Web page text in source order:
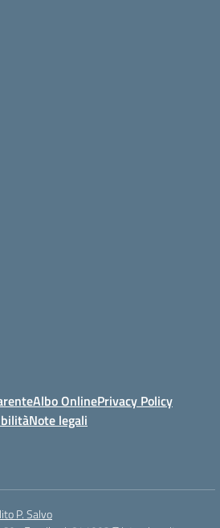
Albo OnlinePrivacy Policy
Note legali
P. Salvo